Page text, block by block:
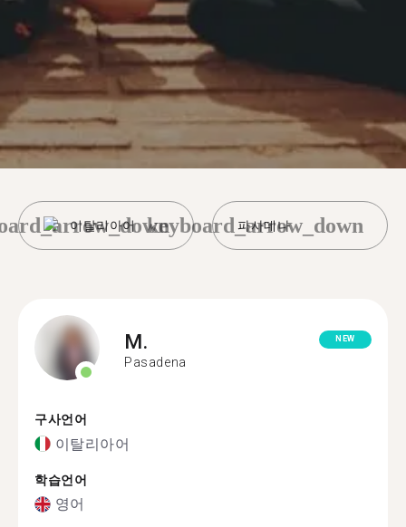
이탈리아어 파사데나
keyboard_arrow_down
M.
Pasadena
NEW
구사언어
이탈리아어
학습언어
영어